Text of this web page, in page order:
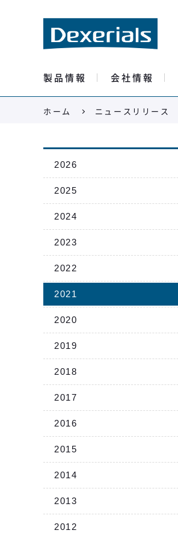
製品情報 会社情報
ホーム ニュースリリース
2026
2025
2024
2023
2022
2021
2020
2019
2018
2017
2016
2015
2014
2013
2012